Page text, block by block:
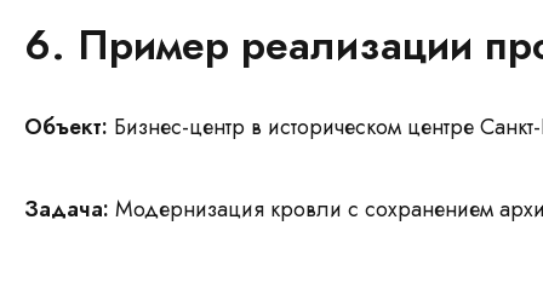
6. Пример реализации
Объект: Бизнес-центр в историческом центре
Задача: Модернизация кровли с сохранением